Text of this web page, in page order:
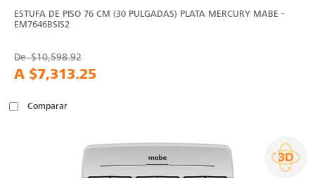
ESTUFA DE PISO 76 CM (30 PULGADAS) PLATA MERCURY MABE -
EM7646BSIS2
De$10,598.92
A $7,313.25
Comparar